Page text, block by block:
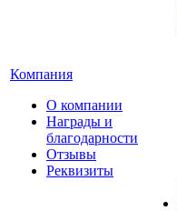
Компания
О компании
Награды и
благодарности
Отзывы
Реквизиты